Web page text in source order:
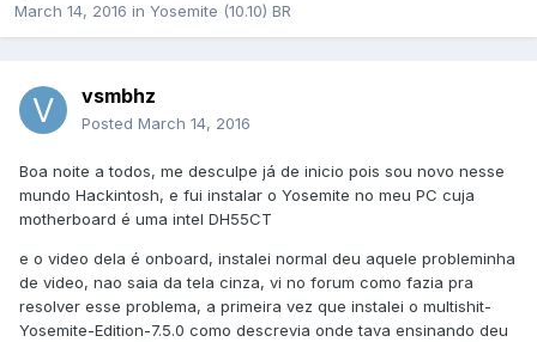
March 14, 2016 in Yosemite (10.10) BR
vsmbhz
Posted March 14, 2016
Boa noite a todos, me desculpe já de inicio pois sou novo nesse
mundo Hackintosh, e fui instalar o Yosemite no meu PC cuja
motherboard é uma intel DH55CT
e o video dela é onboard, instalei normal deu aquele probleminha
de video, nao saia da tela cinza, vi no forum como fazia pra
resolver esse problema, a primeira vez que instalei o multishit-
Yosemite-Edition-7.5.0 como descrevia onde tava ensinando deu